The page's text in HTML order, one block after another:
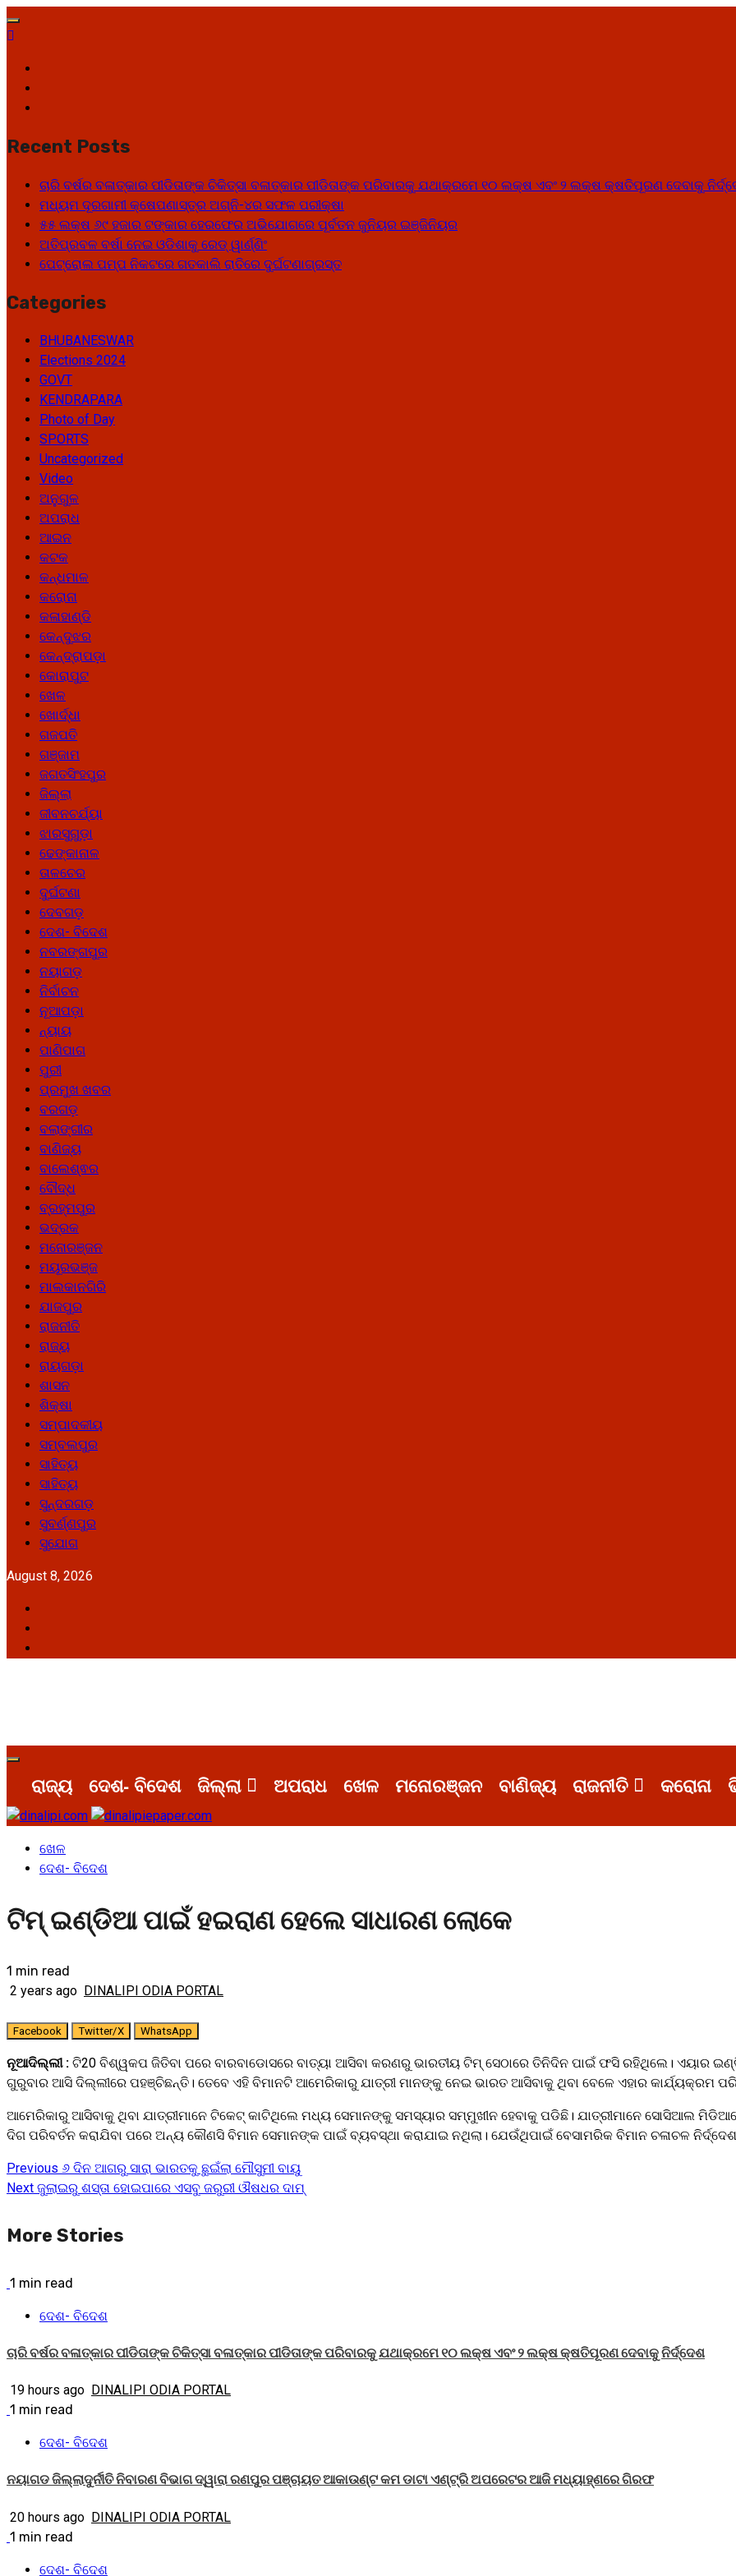
Skip
to
Recent Posts
ଚାରି ବର୍ଷର ବଳାତ୍କାର ପୀଡିତାଙ୍କ ଚିକିତ୍ସା ବଳାତ୍କାର ପୀଡିତାଙ୍କ ପରିବାରକୁ ଯଥାକ୍ରମେ ୧୦ ଲକ୍ଷ ଏବଂ ୨ ଲକ୍ଷ କ୍ଷତିପୂରଣ ଦେବାକୁ
ମଧ୍ୟମ ଦୂରଗାମୀ କ୍ଷେପଣାସ୍ତ୍ର ଅଗ୍ନି-୪ର ସଫଳ ପରୀକ୍ଷା
୫୫ ଲକ୍ଷ ୬୯ ହଜାର ଟଙ୍କାର ହେରଫେର ଅଭିଯୋଗରେ ପୂର୍ବତନ ଜୁନିୟର ଇଞ୍ଜିନିୟର
ଅତିପ୍ରବଳ ବର୍ଷା ନେଇ ଓଡିଶାକୁ ରେଡ୍ ୱାର୍ଣ୍ଣିଂ
ପେଟ୍ରୋଲ ପମ୍ପ ନିକଟରେ ଗତକାଲି ରାତିରେ ଦୁର୍ଘଟଣାଗ୍ରସ୍ତ
Categories
BHUBANESWAR
Elections 2024
GOVT
KENDRAPARA
Photo of Day
SPORTS
Uncategorized
Video
ଅନୁଗୁଳ
ଅପରାଧ
ଆଇନ
କଟକ
କନ୍ଧମାଳ
କରୋନା
କଳାହାଣ୍ଡି
କେନ୍ଦୁଝର
କେନ୍ଦ୍ରାପଡ଼ା
କୋରାପୁଟ
ଖେଳ
ଖୋର୍ଦ୍ଧା
ଗଜପତି
ଗଞ୍ଜାମ
ଜଗତସିଂହପୁର
ଜିଲ୍ଲା
ଜୀବନଚର୍ଯ୍ୟା
ଝାରସୁଗୁଡ଼ା
ଢେଙ୍କାନାଳ
ତାଳଚେର
ଦୁର୍ଘଟଣା
ଦେବଗଡ଼
ଦେଶ- ବିଦେଶ
ନବରଙ୍ଗପୁର
ନୟାଗଡ଼
ନିର୍ବାଚନ
ନୂଆପଡ଼ା
ନ୍ୟାୟ
ପାଣିପାଗ
ପୁରୀ
ପ୍ରମୁଖ ଖବର
ବରଗଡ଼
ବଲାଙ୍ଗୀର
ବାଣିଜ୍ୟ
ବାଲେଶ୍ଵର
ବୌଦ୍ଧ
ବ୍ରହ୍ମପୁର
ଭଦ୍ରକ
ମନୋରଞ୍ଜନ
ମୟୂରଭଞ୍ଜ
ମାଲକାନଗିରି
ଯାଜପୁର
ରାଜନୀତି
ରାଜ୍ୟ
ରାୟଗଡ଼ା
ଶାସନ
ଶିକ୍ଷା
ସମ୍ପାଦକୀୟ
ସମ୍ବଲପୁର
ସାହିତ୍ୟ
ସାହିତ୍ୟ
ସୁନ୍ଦରଗଡ଼
ସୁବର୍ଣ୍ଣପୁର
ସୁଯୋଗ
August 8, 2026
Primary
Menuରାଜ୍ୟ ଦେଶ- ବିଦେଶ ଜିଲ୍ଲା ଅପରାଧ ଖେଳ ମନୋରଞ୍ଜନ ବାଣିଜ୍ୟ ରାଜନୀତି କରୋନା
ଖେଳ
ଦେଶ- ବିଦେଶ
ଟିମ୍ ଇଣ୍ଡିଆ ପାଇଁ ହଇରାଣ ହେଲେ ସାଧାରଣ ଲୋକେ
1 min read
2 years ago DINALIPI ODIA PORTAL
Facebook Twitter/X WhatsApp
ନୂଆଦିଲ୍ଲୀ : ଟି20 ବିଶ୍ୱକପ ଜିତିବା ପରେ ବାରବାଡୋସରେ ବାତ୍ୟା ଆସିବା କରଣରୁ ଭାରତୀୟ ଟିମ୍ ସେଠାରେ ତିନିଦିନ ପାଇଁ ଫସି ରହିଥିଲେ। ଏୟାର
ଗୁରୁବାର ଆସି ଦିଲ୍ଲୀରେ ପହଞ୍ଚିଛନ୍ତି। ତେବେ ଏହି ବିମାନଟି ଆମେରିକାରୁ ଯାତ୍ରୀ ମାନଙ୍କୁ ନେଇ ଭାରତ ଆସିବାକୁ ଥିବା ବେଳେ ଏହାର କାର୍ଯ୍ୟକ୍ରମ
ଆମେରିକାରୁ ଆସିବାକୁ ଥିବା ଯାତ୍ରୀମାନେ ଟିକେଟ୍ କାଟିଥିଲେ ମଧ୍ୟ ସେମାନଙ୍କୁ ସମସ୍ୟାର ସମ୍ମୁଖୀନ ହେବାକୁ ପଡିଛି। ଯାତ୍ରୀମାନେ ସୋସିଆଲ
ଦିଗ ପରିବର୍ତନ କରାଯିବା ପରେ ଅନ୍ୟ କୌଣସି ବିମାନ ସେମାନଙ୍କ ପାଇଁ ବ୍ୟବସ୍ଥା କରାଯାଇ ନଥିଲା। ଯେଉଁଥିପାଇଁ ବେସାମରିକ ବିମାନ ଚଳାଚଳ
Continue
Reading
Previous ୬ ଦିନ ଆଗରୁ ସାରା ଭାରତକୁ ଛୁଇଁଲା ମୌସୁମୀ ବାୟୁ
Next ଜୁଲାଇରୁ ଶସ୍ତା ହୋଇପାରେ ଏସବୁ ଜରୁରୀ ଔଷଧର ଦାମ୍
More Stories
1 min read
ଦେଶ- ବିଦେଶ
ଚାରି ବର୍ଷର ବଳାତ୍କାର ପୀଡିତାଙ୍କ ଚିକିତ୍ସା ବଳାତ୍କାର ପୀଡିତାଙ୍କ ପରିବାରକୁ ଯଥାକ୍ରମେ ୧୦ ଲକ୍ଷ ଏବଂ ୨ ଲକ୍ଷ କ୍ଷତିପୂରଣ ଦେବାକୁ ନିର୍ଦ୍ଦେଶ
19 hours ago DINALIPI ODIA PORTAL
1 min read
ଦେଶ- ବିଦେଶ
ନୟାଗଡ ଜିଲ୍ଲାଦୁର୍ନୀତି ନିବାରଣ ବିଭାଗ ଦ୍ୱାରା ରଣପୁର ପଞ୍ଚାୟତ ଆକାଉଣ୍ଟ କମ ଡାଟା ଏଣ୍ଟ୍ରି ଅପରେଟର ଆଜି ମଧ୍ୟାହ୍‌ଣରେ ଗିରଫ
20 hours ago DINALIPI ODIA PORTAL
1 min read
ଦେଶ- ବିଦେଶ